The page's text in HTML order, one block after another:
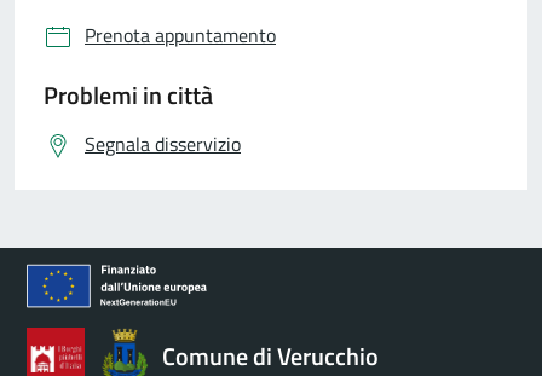
Prenota appuntamento
Problemi in città
Segnala disservizio
Comune di Verucchio